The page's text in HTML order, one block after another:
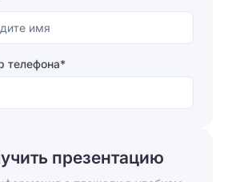
телефона*
презентацию